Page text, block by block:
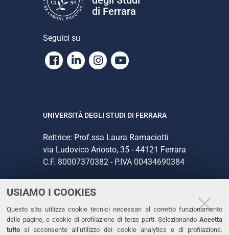
USIAMO I COOKIES
Questo sito utilizza cookie tecnici necessari al corretto funzionamento
delle pagine, e cookie di profilazione di terze parti. Selezionando Accetta
tutto si acconsente all’utilizzo dei cookie analytics e di profilazione.
di Ferrara
Seguici su
Facebook
LinkedinInstagram
Youtube
UNIVERSITÀ DEGLI STUDI DI FERRARA
Rettrice: Prof.ssa Laura Ramaciotti
via Ludovico Ariosto, 35 - 44121 Ferrara
C.F. 80007370382 - P.IVA 00434690384
CONTATTI
Tel. +39 0532 293111
Fax. +39 0532 293031